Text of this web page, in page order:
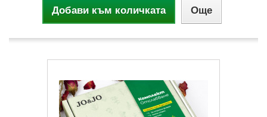
Добави към количката Още